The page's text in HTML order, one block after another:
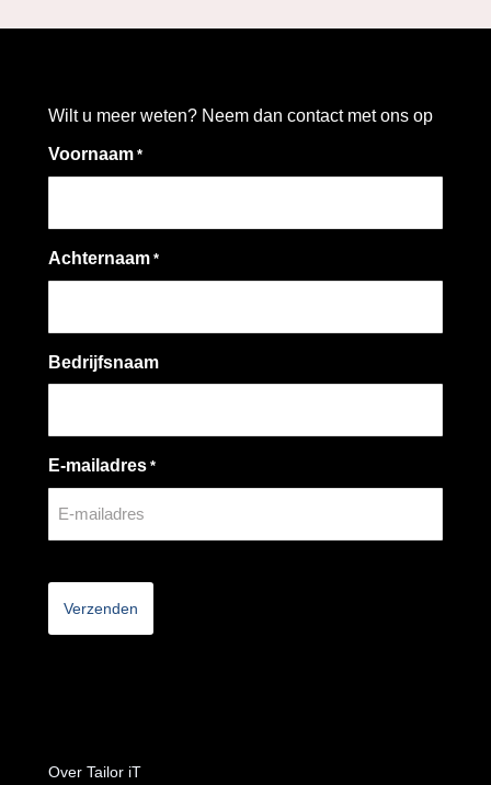
Over Tailor iT
Wilt u meer weten? Neem dan contact met ons op
Voornaam *
Achternaam *
Bedrijfsnaam
E-mailadres *